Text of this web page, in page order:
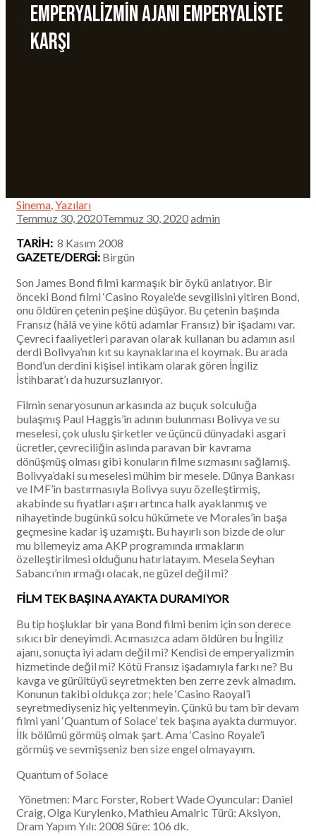
Emperyalizmin ajanı emperyaliste
karşı
Sinema Yazıları
Temmuz 30, 2020Temmuz 30, 2020admin
TARİH: 8 Kasım 2008
GAZETE/DERGİ: Birgün
Son James Bond filmi karmaşık bir öykü anlatıyor. Bir
önceki Bond filmi ‘Casino Royale’de sevgilisini yitiren Bond,
onu öldüren çetenin peşine düşüyor. Bu çetenin başında
Fransız (hâlâ ve yine kötü adamlar Fransız) bir işadamı var.
Çevreci faaliyetleri paravan olarak kullanan bu adamın asıl
derdi Bolivya’nın kıt su kaynaklarına el koymak. Bu arada
Bond’un derdini kişisel intikam olarak gören İngiliz
İstihbarat’ı da huzursuzlanıyor.
Filmin senaryosunun arkasında az buçuk solculuğa
bulaşmış Paul Haggis’in adının bulunması Bolivya ve su
meselesi, çok uluslu şirketler ve üçüncü dünyadaki asgari
ücretler, çevreciliğin aslında paravan bir kavrama
dönüşmüş olması gibi konuların filme sızmasını sağlamış.
Bolivya’daki su meselesi mühim bir mesele. Dünya Bankası
ve IMF’in bastırmasıyla Bolivya suyu özelleştirmiş,
akabinde su fiyatları aşırı artınca halk ayaklanmış ve
nihayetinde bugünkü solcu hükümete ve Morales’in başa
geçmesine kadar iş uzamıştı. Bu hayırlı son bizde de olur
mu bilemeyiz ama AKP programında ırmakların
özelleştirilmesi olduğunu hatırlatayım. Mesela Seyhan
Sabancı’nın ırmağı olacak, ne güzel değil mi?
FİLM TEK BAŞINA AYAKTA DURAMIYOR
Bu tip hoşluklar bir yana Bond filmi benim için son derece
sıkıcı bir deneyimdi. Acımasızca adam öldüren bu İngiliz
ajanı, sonuçta iyi adam değil mi? Kendisi de emperyalizmin
hizmetinde değil mi? Kötü Fransız işadamıyla farkı ne? Bu
kavga ve gürültüyü seyretmekten ben zerre zevk almadım.
Konunun takibi oldukça zor; hele ‘Casino Raoyal’i
seyretmediyseniz hiç yeltenmeyin. Çünkü bu tam bir devam
filmi yani ‘Quantum of Solace’ tek başına ayakta durmuyor.
İlk bölümü görmüş olmak şart. Ama ‘Casino Royale’i
görmüş ve sevmişseniz ben size engel olmayayım.
Quantum of Solace
Yönetmen: Marc Forster, Robert Wade Oyuncular: Daniel
Craig, Olga Kurylenko, Mathieu Amalric Türü: Aksiyon,
Dram Yapım Yılı: 2008 Süre: 106 dk.